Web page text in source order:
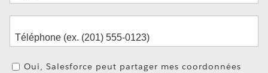
Oui, Salesforce peut partager mes coordonnées